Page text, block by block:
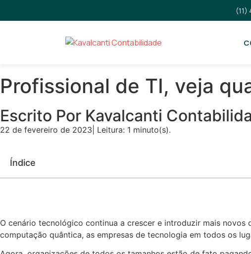
(11)
Profissional de TI, veja
Escrito Por Kavalcanti
22 de fevereiro de 2023 | Leitura: 1 minuto(s).
Índice
O cenário tecnológico continua a crescer e introduzir mais
computação quântica, as empresas de tecnologia em todos os